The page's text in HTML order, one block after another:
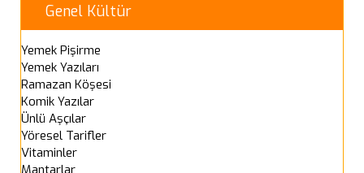
Genel Kültür
Yemek Pişirme
Yemek Yazıları
Ramazan Köşesi
Komik Yazılar
Ünlü Aşçılar
Yöresel Tarifler
Vitaminler
Mantarlar